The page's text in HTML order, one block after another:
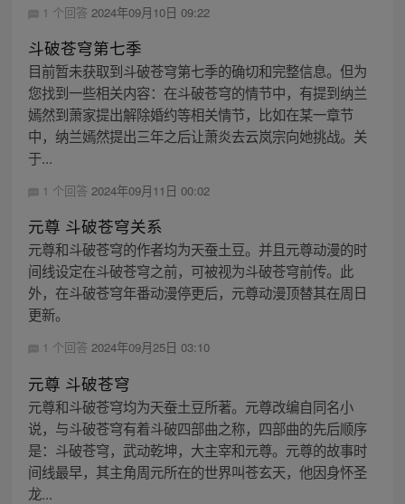
1 个回答 2024年09月10日 09:22
斗破苍穹第七季
目前暂未获取到斗破苍穹第七季的确切和完整信息。但为
您找到一些相关内容：在斗破苍穹的情节中，有提到纳兰
嫣然到萧家提出解除婚约等相关情节，比如在某一章节
中，纳兰嫣然提出三年之后让萧炎去云岚宗向她挑战。关
于...
1 个回答 2024年09月11日 00:02
元尊 斗破苍穹关系
元尊和斗破苍穹的作者均为天蚕土豆。并且元尊动漫的时
间线设定在斗破苍穹之前，可被视为斗破苍穹前传。此
外，在斗破苍穹年番动漫停更后，元尊动漫顶替其在周日
更新。
1 个回答 2024年09月25日 03:10
元尊 斗破苍穹
元尊和斗破苍穹均为天蚕土豆所著。元尊改编自同名小
说，与斗破苍穹有着斗破四部曲之称，四部曲的先后顺序
是：斗破苍穹，武动乾坤，大主宰和元尊。元尊的故事时
间线最早，其主角周元所在的世界叫苍玄天，他因身怀圣
龙...